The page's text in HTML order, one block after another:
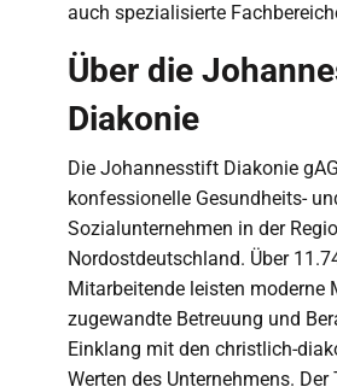
auch spezialisierte
Über die
Diakonie
Die Johannesstift Diakonie
konfessionelle Gesundheits-
Sozialunternehmen in der
Nordostdeutschland. Über
Mitarbeitende leisten moderne
zugewandte Betreuung und
Einklang mit den christlich-
Werten des Unternehmens. Der